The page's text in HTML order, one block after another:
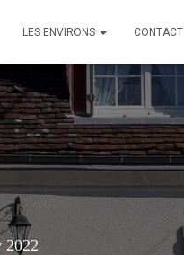
LES ENVIRONS CONTACT
2022